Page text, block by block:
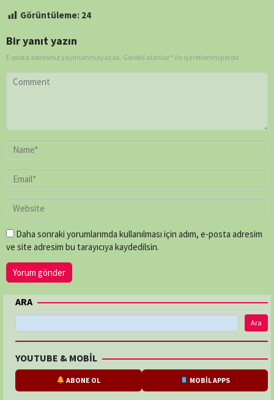
Görüntüleme: 24
Bir yanıt yazın
E-posta adresiniz yayınlanmayacak. Gerekli alanlar * ile işaretlenmişlerdir
Daha sonraki yorumlarımda kullanılması için adım, e-posta adresim
ve site adresim bu tarayıcıya kaydedilsin.
ARA
Ara
YOUTUBE & MOBİL
ABONE OL MOBİL APPS